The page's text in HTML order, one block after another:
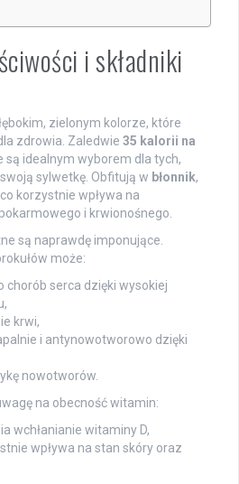
i składniki
zielonym kolorze, które
zdrowia. Zaledwie 35 kalorii na
są idealnym wyborem dla tych,
sylwetkę. Obfitują w błonnik,
co korzystnie wpływa na
i krwionośnego.
są naprawdę imponujące.
może:
chorób serca dzięki wysokiej
krwi,
i antynowotworowo dzięki
nowotworów.
na obecność witamin:
wchłanianie witaminy D,
wpływa na stan skóry oraz